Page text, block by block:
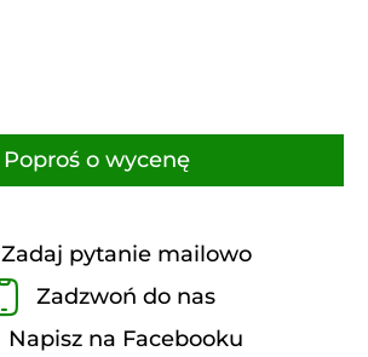
Zadaj pytanie mailowo
Zadzwoń do nas
Napisz na Facebooku